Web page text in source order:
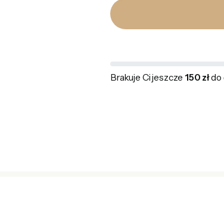
Brakuje Ci jeszcze 150 złdo